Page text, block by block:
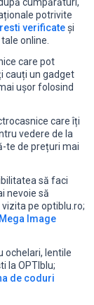
potrivite
verificateși
online.
care pot
cauți un gadget
ușor folosind
care îți
vedere de la
te de prețuri mai
să faci
nevoie să
pe optiblu.ro;
Image
ochelari, lentile
la OPTIblu;
de coduri